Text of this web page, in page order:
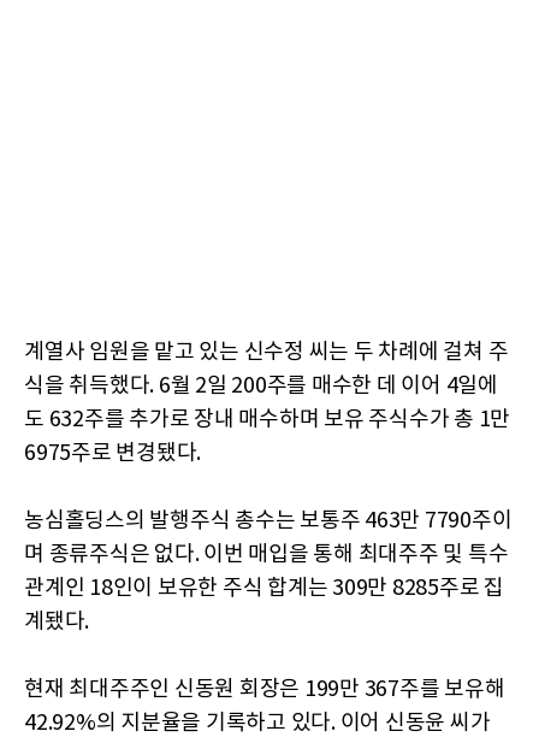
계열사 임원을 맡고 있는 신수정 씨는 두 차례에 걸쳐 주
식을 취득했다. 6월 2일 200주를 매수한 데 이어 4일에
도 632주를 추가로 장내 매수하며 보유 주식수가 총 1만
6975주로 변경됐다.
농심홀딩스의 발행주식 총수는 보통주 463만 7790주이
며 종류주식은 없다. 이번 매입을 통해 최대주주 및 특수
관계인 18인이 보유한 주식 합계는 309만 8285주로 집
계됐다.
현재 최대주주인 신동원 회장은 199만 367주를 보유해
42.92%의 지분율을 기록하고 있다. 이어 신동윤 씨가